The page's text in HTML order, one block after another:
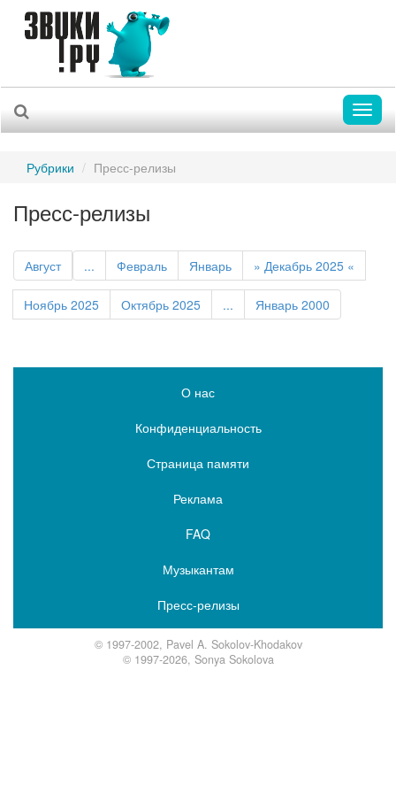
Рубрики Пресс-релизы
Пресс-релизы
Август ... Февраль Январь » Декабрь 2025 «
Ноябрь 2025 Октябрь 2025 ... Январь 2000
О нас
Конфиденциальность
Страница памяти
Реклама
FAQ
Музыкантам
Пресс-релизы
© 1997-2002, Pavel A. Sokolov-Khodakov
© 1997-2026, Sonya Sokolova